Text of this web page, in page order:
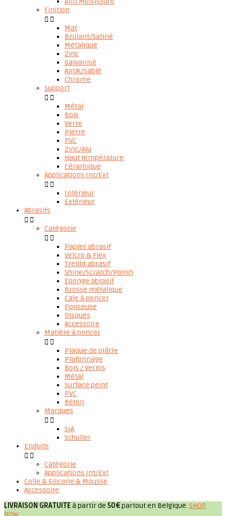
Finition
 
Mat
Brillant/Satiné
Métalique
Zinc
Galvanisé
Antik/Sablé
Chrome
Support
 
Métal
Bois
Verre
Pierre
PVC
Zinc/Alu
Haut température
Céramique
Applications Int/Ext
 
Intérieur
Extérieur
Abrasifs
 
Catégorie
 
Papier abrasif
Velcro & Flex
Treillit abrasif
Shine/Scratch/Polish
Eponge abrasif
Brosse métalique
Cale à poncer
Ponceuse
Disques
Accessoire
Matière à poncer
 
Plaque de plâtre
Plafonnage
Bois / Vernis
Métal
Surface peint
PVC
Béton
Marques
 
SIA
Schuller
Enduits
 
Catégorie
Applications Int/Ext
Colle & Silicone & Mousse
Accessoire
LIVRAISON GRATUITEà partir de 50€partout en Belgique. SHOP